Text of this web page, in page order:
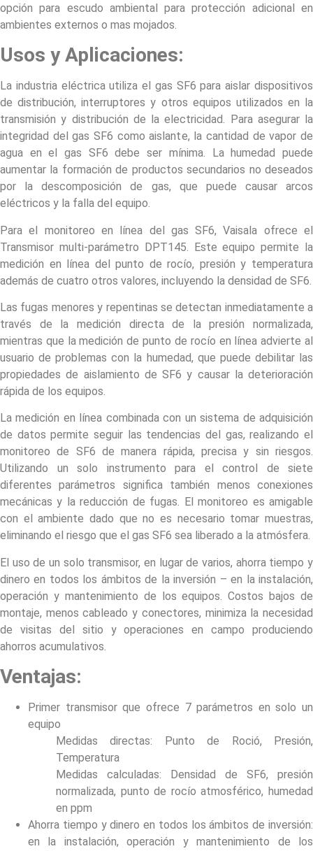
opción para escudo ambiental para protección adicional en
ambientes externos o mas mojados.
Usos y Aplicaciones:
La industria eléctrica utiliza el gas SF6 para aislar dispositivos
de distribución, interruptores y otros equipos utilizados en la
transmisión y distribución de la electricidad. Para asegurar la
integridad del gas SF6 como aislante, la cantidad de vapor de
agua en el gas SF6 debe ser mínima. La humedad puede
aumentar la formación de productos secundarios no deseados
por la descomposición de gas, que puede causar arcos
eléctricos y la falla del equipo.
Para el monitoreo en línea del gas SF6, Vaisala ofrece el
Transmisor multi-parámetro DPT145. Este equipo permite la
medición en línea del punto de rocío, presión y temperatura
además de cuatro otros valores, incluyendo la densidad de SF6.
Las fugas menores y repentinas se detectan inmediatamente a
través de la medición directa de la presión normalizada,
mientras que la medición de punto de rocío en línea advierte al
usuario de problemas con la humedad, que puede debilitar las
propiedades de aislamiento de SF6 y causar la deterioración
rápida de los equipos.
La medición en línea combinada con un sistema de adquisición
de datos permite seguir las tendencias del gas, realizando el
monitoreo de SF6 de manera rápida, precisa y sin riesgos.
Utilizando un solo instrumento para el control de siete
diferentes parámetros significa también menos conexiones
mecánicas y la reducción de fugas. El monitoreo es amigable
con el ambiente dado que no es necesario tomar muestras,
eliminando el riesgo que el gas SF6 sea liberado a la atmósfera.
El uso de un solo transmisor, en lugar de varios, ahorra tiempo y
dinero en todos los ámbitos de la inversión – en la instalación,
operación y mantenimiento de los equipos. Costos bajos de
montaje, menos cableado y conectores, minimiza la necesidad
de visitas del sitio y operaciones en campo produciendo
ahorros acumulativos.
Ventajas:
Primer transmisor que ofrece 7 parámetros en solo un
equipo
Medidas directas: Punto de Roció, Presión,
Temperatura
Medidas calculadas: Densidad de SF6, presión
normalizada, punto de rocío atmosférico, humedad
en ppm
Ahorra tiempo y dinero en todos los ámbitos de inversión:
en la instalación, operación y mantenimiento de los